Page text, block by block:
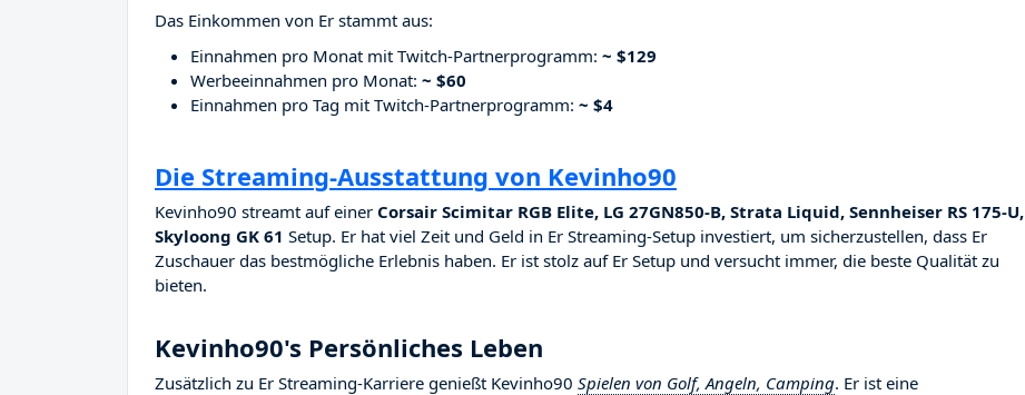
Das Einkommen von Er stammt aus:
Einnahmen pro Monat mit Twitch-Partnerprogramm: ~ $129
Werbeeinnahmen pro Monat: ~ $60
Einnahmen pro Tag mit Twitch-Partnerprogramm: ~ $4
Die Streaming-Ausstattung von Kevinho90
Kevinho90 streamt auf einer Corsair Scimitar RGB Elite, LG 27GN850-B, Strata Liquid, Sennheiser RS 175-U,
Skyloong GK 61 Setup. Er hat viel Zeit und Geld in Er Streaming-Setup investiert, um sicherzustellen, dass Er
Zuschauer das bestmögliche Erlebnis haben. Er ist stolz auf Er Setup und versucht immer, die beste Qualität zu
bieten.
Kevinho90's Persönliches Leben
Zusätzlich zu Er Streaming-Karriere genießt Kevinho90 Spielen von Golf, Angeln, Camping. Er ist eine